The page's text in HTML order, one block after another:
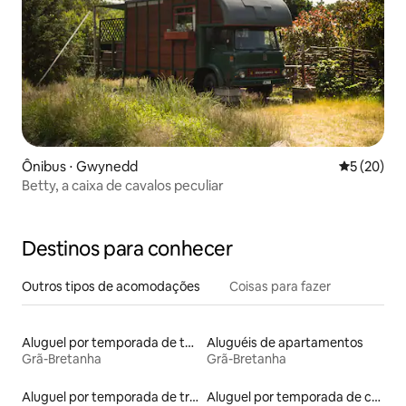
Ônibus ⋅ Gwynedd 5 de uma
5 (20)
Betty, a caixa de cavalos peculiar
Destinos para conhecer
Outros tipos de acomodações Coisas para fazer
Aluguel por temporada de tendas tipi
Grã-Bretanha
Aluguéis de apartamentos
Grã-Bretanha
Aluguel por temporada de trailers
Aluguel por temporada de cabanas de pastor